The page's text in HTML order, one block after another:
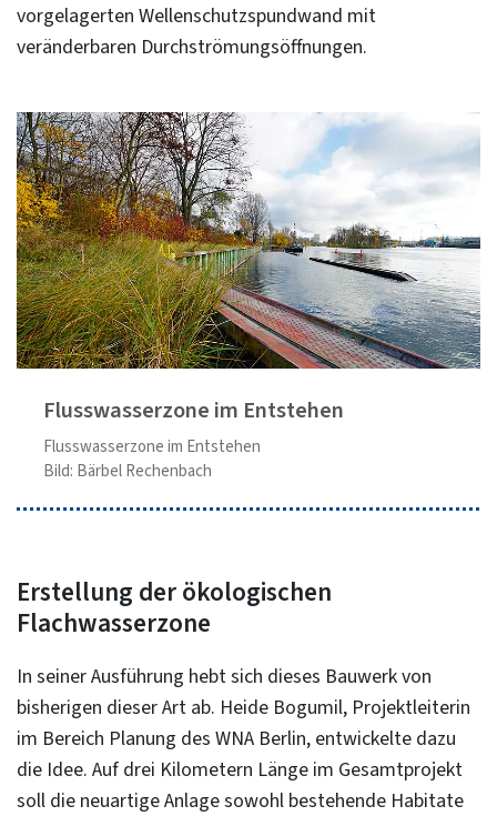
vorgelagerten Wellenschutzspundwand mit
veränderbaren Durchströmungsöffnungen.
Flusswasserzone im Entstehen
Flusswasserzone im Entstehen
Bild: Bärbel Rechenbach
Erstellung der ökologischen
Flachwasserzone
In seiner Ausführung hebt sich dieses Bauwerk von
bisherigen dieser Art ab. Heide Bogumil, Projektleiterin
im Bereich Planung des WNA Berlin, entwickelte dazu
die Idee. Auf drei Kilometern Länge im Gesamtprojekt
soll die neuartige Anlage sowohl bestehende Habitate